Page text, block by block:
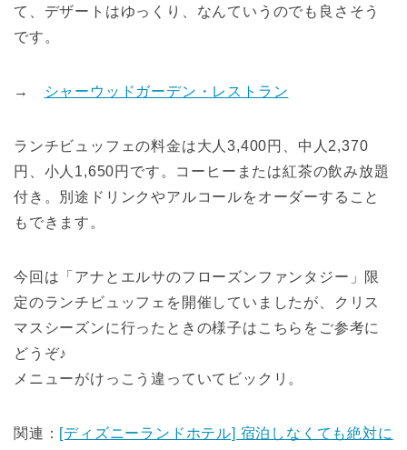
て、デザートはゆっくり、なんていうのでも良さそう
です。
→ シャーウッドガーデン・レストラン
ランチビュッフェの料金は大人3,400円、中人2,370
円、小人1,650円です。コーヒーまたは紅茶の飲み放題
付き。別途ドリンクやアルコールをオーダーすること
もできます。
今回は「アナとエルサのフローズンファンタジー」限
定のランチビュッフェを開催していましたが、クリス
マスシーズンに行ったときの様子はこちらをご参考に
どうぞ♪
メニューがけっこう違っていてビックリ。
関連： [ディズニーランドホテル] 宿泊しなくても絶対に